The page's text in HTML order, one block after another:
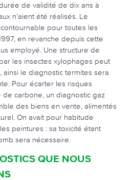
de validité de dix ans à
n’aient été réalisés. Le
pour toutes les
en revanche depuis cette
employé. Une structure de
les insectes xylophages peut
le diagnostic termites sera
Pour écarter les risques
de carbone, un diagnostic gaz
des biens en vente, alimentés
On avait pour habitude
peintures : sa toxicité étant
sera nécessaire.
QUE NOUS